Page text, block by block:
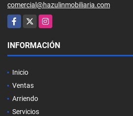
comercial@hazulinmobiliaria.com
Facebook
X Instagram
INFORMACIÓN
Inicio
Ventas
Arriendo
Servicios